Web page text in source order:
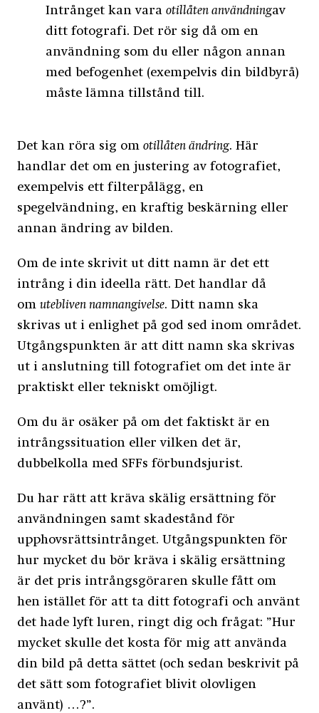
Intrånget kan vara otillåten användningav
ditt fotografi. Det rör sig då om en
användning som du eller någon annan
med befogenhet (exempelvis din bildbyrå)
måste lämna tillstånd till.
Det kan röra sig om otillåten ändring. Här
handlar det om en justering av fotografiet,
exempelvis ett filterpålägg, en
spegelvändning, en kraftig beskärning eller
annan ändring av bilden.
Om de inte skrivit ut ditt namn är det ett
intrång i din ideella rätt. Det handlar då
om utebliven namnangivelse. Ditt namn ska
skrivas ut i enlighet på god sed inom området.
Utgångspunkten är att ditt namn ska skrivas
ut i anslutning till fotografiet om det inte är
praktiskt eller tekniskt omöjligt.
Om du är osäker på om det faktiskt är en
intrångssituation eller vilken det är,
dubbelkolla med SFFs förbundsjurist.
Du har rätt att kräva skälig ersättning för
användningen samt skadestånd för
upphovsrättsintrånget. Utgångspunkten för
hur mycket du bör kräva i skälig ersättning
är det pris intrångsgöraren skulle fått om
hen istället för att ta ditt fotografi och använt
det hade lyft luren, ringt dig och frågat: ”Hur
mycket skulle det kosta för mig att använda
din bild på detta sättet (och sedan beskrivit på
det sätt som fotografiet blivit olovligen
använt) …?”.